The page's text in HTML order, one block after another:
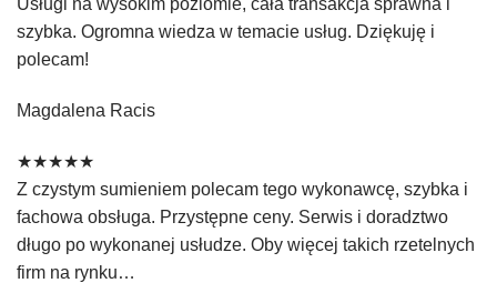
szybka. Ogromna wiedza w temacie usług. Dziękuję i
polecam!
Magdalena Racis
★★★★★
Z czystym sumieniem polecam tego wykonawcę, szybka i
fachowa obsługa. Przystępne ceny. Serwis i doradztwo
długo po wykonanej usłudze. Oby więcej takich rzetelnych
firm na rynku…